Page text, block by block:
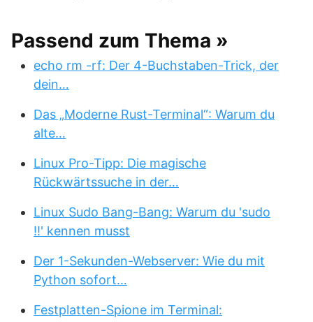
Passend zum Thema »
echo rm -rf: Der 4-Buchstaben-Trick, der
dein…
Das „Moderne Rust-Terminal“: Warum du
alte…
Linux Pro-Tipp: Die magische
Rückwärtssuche in der…
Linux Sudo Bang-Bang: Warum du 'sudo
!!' kennen musst
Der 1-Sekunden-Webserver: Wie du mit
Python sofort…
Festplatten-Spione im Terminal: